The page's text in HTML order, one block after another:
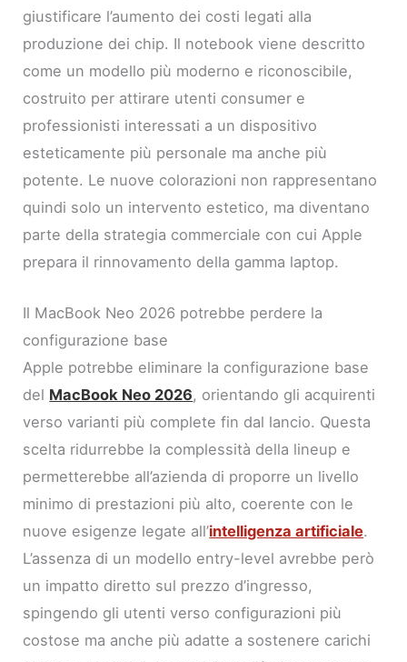
giustificare l’aumento dei costi legati alla
produzione dei chip. Il notebook viene descritto
come un modello più moderno e riconoscibile,
costruito per attirare utenti consumer e
professionisti interessati a un dispositivo
esteticamente più personale ma anche più
potente. Le nuove colorazioni non rappresentano
quindi solo un intervento estetico, ma diventano
parte della strategia commerciale con cui Apple
prepara il rinnovamento della gamma laptop.
Il MacBook Neo 2026 potrebbe perdere la
configurazione base
Apple potrebbe eliminare la configurazione base
del MacBook Neo 2026, orientando gli acquirenti
verso varianti più complete fin dal lancio. Questa
scelta ridurrebbe la complessità della lineup e
permetterebbe all’azienda di proporre un livello
minimo di prestazioni più alto, coerente con le
nuove esigenze legate all’intelligenza artificiale.
L’assenza di un modello entry-level avrebbe però
un impatto diretto sul prezzo d’ingresso,
spingendo gli utenti verso configurazioni più
costose ma anche più adatte a sostenere carichi